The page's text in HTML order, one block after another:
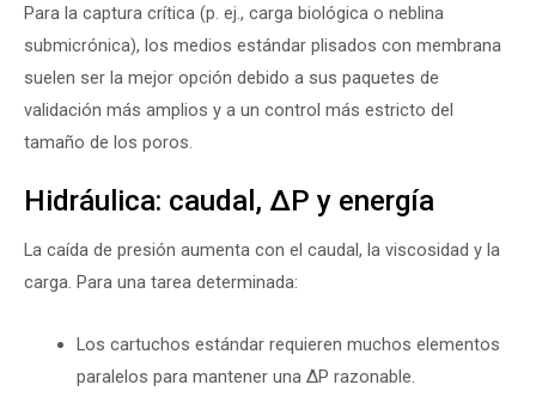
Para la captura crítica (p. ej., carga biológica o neblina
submicrónica), los medios estándar plisados con membrana
suelen ser la mejor opción debido a sus paquetes de
validación más amplios y a un control más estricto del
tamaño de los poros.
Hidráulica: caudal, ΔP y energía
La caída de presión aumenta con el caudal, la viscosidad y la
carga. Para una tarea determinada:
Los cartuchos estándar requieren muchos elementos
paralelos para mantener una ΔP razonable.